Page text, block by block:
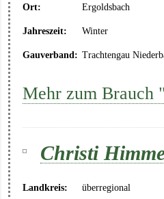
Ort: Ergoldsbach
Jahreszeit: Winter
Gauverband: Trachtengau
Mehr zum Brauch
Christi
Landkreis: überregional